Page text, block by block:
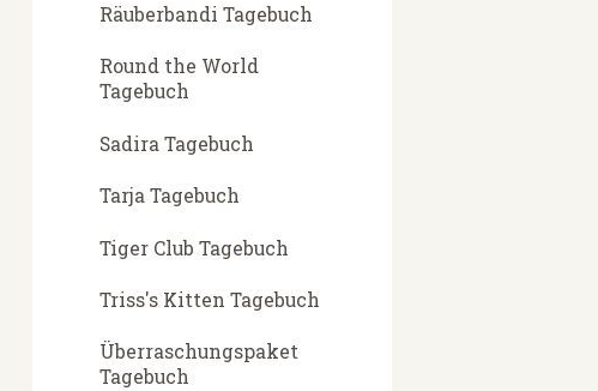
Räuberbandi Tagebuch
Round the World
Tagebuch
Sadira Tagebuch
Tarja Tagebuch
Tiger Club Tagebuch
Triss's Kitten Tagebuch
Überraschungspaket
Tagebuch